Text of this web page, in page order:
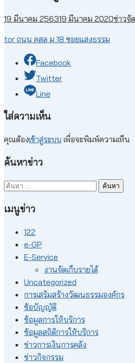
19 มีนาคม 256319 มีนาคม 2020ข่าวจั
tor ถนน คสล ม 18 ซอยแสงธรรม
Facebook
Twitter
Line
ใส่ความเห็น
คุณต้องเข้าสู่ระบบ เพื่อจะพิมพ์ความเห็น
ค้นหาข่าว
ค้นหา
เมนูข่าว
122
e-GP
E-Service
งานจัดเก็บรายได้
Uncategorized
การเสริมสร้างวัฒนธรรมองค์กร
ข้อบัญญัติ
ข้อมูลการให้บริการ
ข้อมูลสถิติการให้บริการ
ข่าวการเงินการคลัง
ข่าวกิจกรรม